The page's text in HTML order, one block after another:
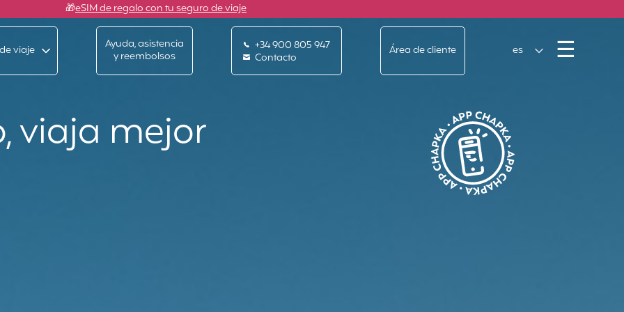
🎁eSIM de regalo con tu seguro de viaje
viaje
Ayuda, asistencia
y reembolsos
+34 900 805 947
Contacto
Área de cliente es ☰
viaja mejor